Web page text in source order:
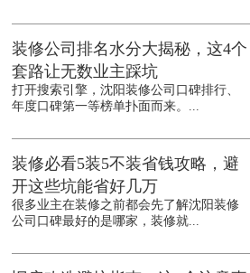
装修公司排名水分大揭秘，这4个
套路让无数业主踩坑
打开搜索引擎，沈阳装修公司口碑排行、
年度口碑第一等榜单扑面而来。...
装修必看5装5不装省钱攻略，避
开这些坑能省好几万
很多业主在装修之前都会先了解沈阳装修
公司口碑最好的是哪家，装修就...